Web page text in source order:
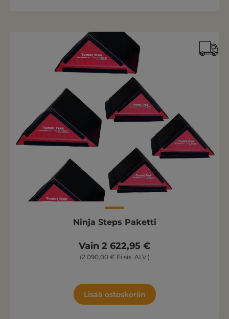
Ninja Steps Paketti
Vain 2 622,95 €
(2 090,00 € Ei sis. ALV )
Lisää ostoskoriin